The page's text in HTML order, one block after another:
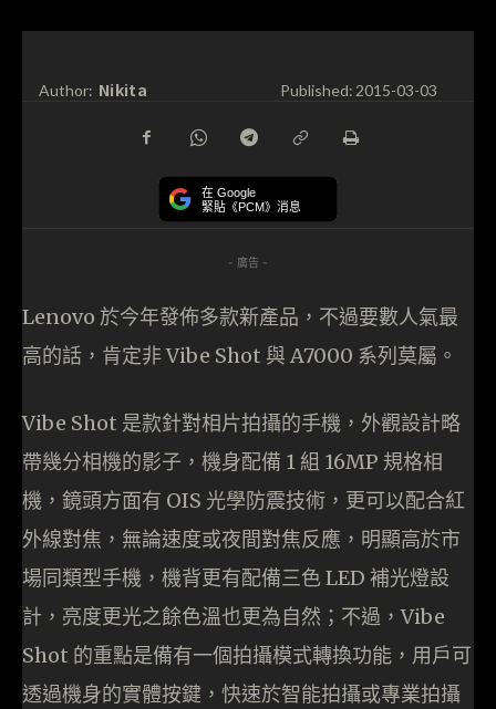
Author: Nikita Published:2015-03-03
在 Google
緊貼《PCM》消息
- 廣告 -
Lenovo 於今年發佈多款新產品，不過要數人氣最
高的話，肯定非 Vibe Shot 與 A7000 系列莫屬。
Vibe Shot 是款針對相片拍攝的手機，外觀設計略
帶幾分相機的影子，機身配備 1 組 16MP 規格相
機，鏡頭方面有 OIS 光學防震技術，更可以配合紅
外線對焦，無論速度或夜間對焦反應，明顯高於市
場同類型手機，機背更有配備三色 LED 補光燈設
計，亮度更光之餘色溫也更為自然；不過，Vibe
Shot 的重點是備有一個拍攝模式轉換功能，用戶可
透過機身的實體按鍵，快速於智能拍攝或專業拍攝